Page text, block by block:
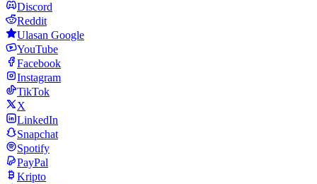
Discord
Reddit
Ulasan Google
YouTube
Facebook
Instagram
TikTok
X
LinkedIn
Snapchat
Spotify
PayPal
Kripto